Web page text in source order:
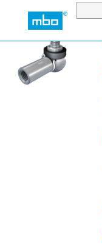
Zum Hauptinhalt springen